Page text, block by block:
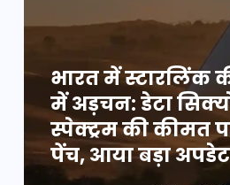
भारत में स्टारलिंक
में अड़चन: डेटा
स्पेक्ट्रम की कीमत
पेंच, आया बड़ा अपडेट